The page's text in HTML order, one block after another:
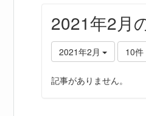
2021年2月
2021年2月 10件
記事がありません。